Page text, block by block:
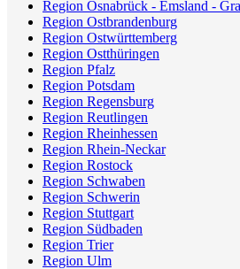
Region Osnabrück - Emsland -
Region Ostbrandenburg
Region Ostwürttemberg
Region Ostthüringen
Region Pfalz
Region Potsdam
Region Regensburg
Region Reutlingen
Region Rheinhessen
Region Rhein-Neckar
Region Rostock
Region Schwaben
Region Schwerin
Region Stuttgart
Region Südbaden
Region Trier
Region Ulm